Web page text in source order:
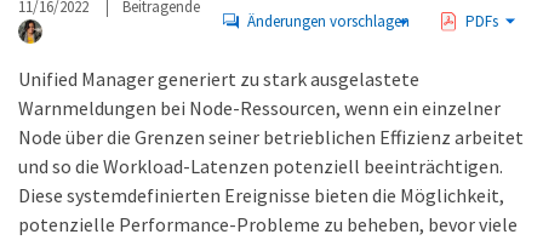
11/16/2022 Beitragende
Änderungen vorschlagen PDFs
Unified Manager generiert zu stark ausgelastete
Warnmeldungen bei Node-Ressourcen, wenn ein einzelner
Node über die Grenzen seiner betrieblichen Effizienz arbeitet
und so die Workload-Latenzen potenziell beeinträchtigen.
Diese systemdefinierten Ereignisse bieten die Möglichkeit,
potenzielle Performance-Probleme zu beheben, bevor viele